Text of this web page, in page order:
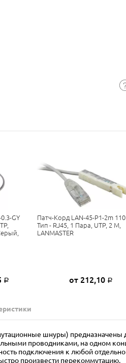
GY
Р
Патч-Корд LAN-45-P1-2m 110
Тип - RJ45, 1 Пара, UTP, 2 М,
LANMASTER
от 212,10 Р
шнуры) предназначены
проводниками, на одном
подключения к любой
произвести перекоммутацию.